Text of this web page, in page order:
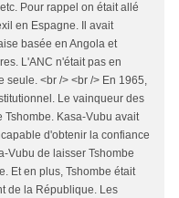
Pour rappel on était allé
en Espagne. Il avait
basée en Angola et
L'ANC n'était pas en
seule. <br /> <br /> En 1965,
Le vainqueur des
Kasa-Vubu avait
d'obtenir la confiance
Vubu de laisser Tshombe
Et en plus, Tshombe était
de la République. Les